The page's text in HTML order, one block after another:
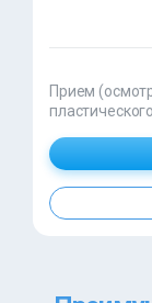
Прием